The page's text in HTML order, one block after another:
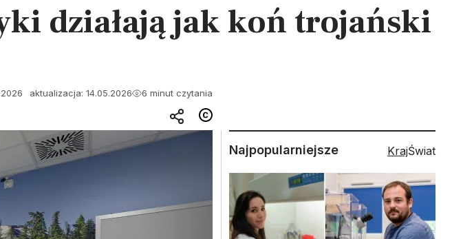
działają jak koń trojański
aktualizacja: 14.05.2026 6 minut czytania
Najpopularniejsze KrajŚwiat